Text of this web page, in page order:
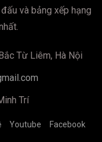
và bảng xếp hạng
Từ Liêm, Hà Nội
Trí
Youtube Facebook